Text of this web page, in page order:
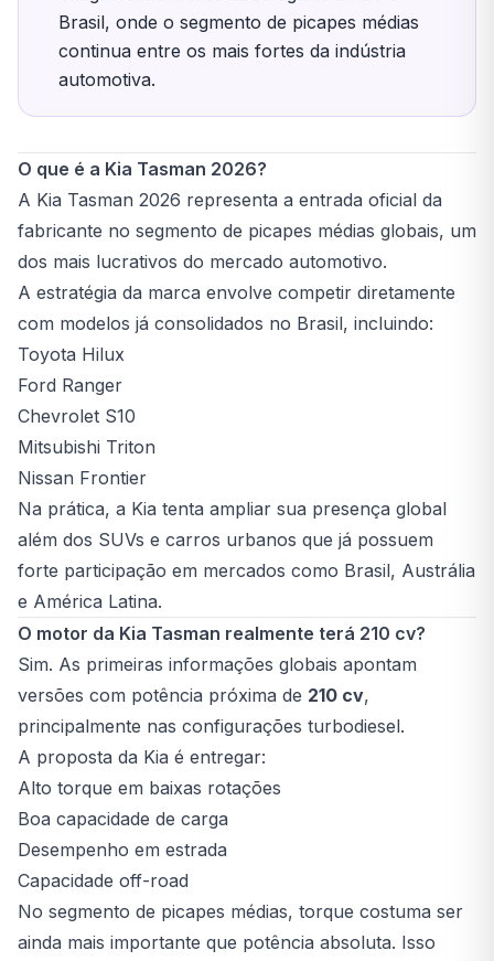
Brasil, onde o segmento de picapes médias
continua entre os mais fortes da indústria
automotiva.
O que é a Kia Tasman 2026?
A Kia Tasman 2026 representa a entrada oficial da
fabricante no segmento de picapes médias globais, um
dos mais lucrativos do mercado automotivo.
A estratégia da marca envolve competir diretamente
com modelos já consolidados no Brasil, incluindo:
Toyota Hilux
Ford Ranger
Chevrolet S10
Mitsubishi Triton
Nissan Frontier
Na prática, a Kia tenta ampliar sua presença global
além dos SUVs e carros urbanos que já possuem
forte participação em mercados como Brasil, Austrália
e América Latina.
O motor da Kia Tasman realmente terá 210 cv?
Sim. As primeiras informações globais apontam
versões com potência próxima de 210 cv,
principalmente nas configurações turbodiesel.
A proposta da Kia é entregar:
Alto torque em baixas rotações
Boa capacidade de carga
Desempenho em estrada
Capacidade off-road
No segmento de picapes médias, torque costuma ser
ainda mais importante que potência absoluta. Isso